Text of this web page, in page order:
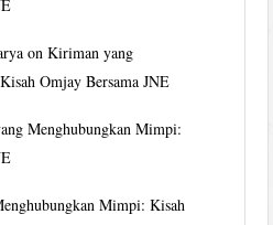
onKiriman yang
Omjay Bersama JNE
Menghubungkan Mimpi:
Mimpi: Kisah